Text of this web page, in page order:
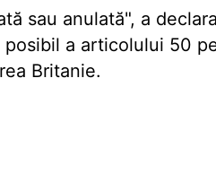
sau anulată", a
a articolului 50
Britanie.